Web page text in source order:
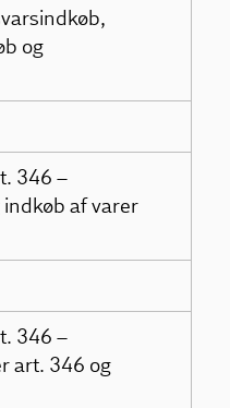
og
346 –
af varer
346 –
art. 346 og